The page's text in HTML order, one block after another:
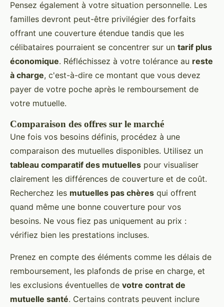
Pensez également à votre situation personnelle. Les
familles devront peut-être privilégier des forfaits
offrant une couverture étendue tandis que les
célibataires pourraient se concentrer sur un tarif plus
économique. Réfléchissez à votre tolérance au reste
à charge, c'est-à-dire ce montant que vous devez
payer de votre poche après le remboursement de
votre mutuelle.
Comparaison des offres sur le marché
Une fois vos besoins définis, procédez à une
comparaison des mutuelles disponibles. Utilisez un
tableau comparatif des mutuelles pour visualiser
clairement les différences de couverture et de coût.
Recherchez les mutuelles pas chères qui offrent
quand même une bonne couverture pour vos
besoins. Ne vous fiez pas uniquement au prix :
vérifiez bien les prestations incluses.
Prenez en compte des éléments comme les délais de
remboursement, les plafonds de prise en charge, et
les exclusions éventuelles de votre contrat de
mutuelle santé. Certains contrats peuvent inclure